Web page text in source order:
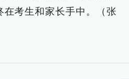
在考生和家长手中。（张